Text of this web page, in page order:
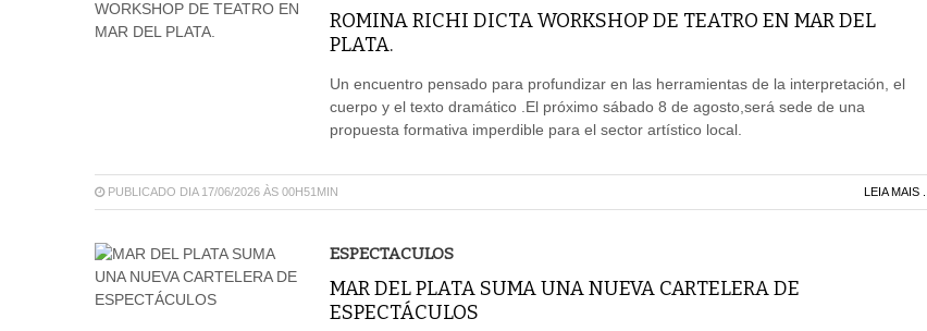
ROMINA RICHI DICTA WORKSHOP DE TEATRO EN MAR DEL
PLATA.
Un encuentro pensado para profundizar en las herramientas de la interpretación, el
cuerpo y el texto dramático .El próximo sábado 8 de agosto,será sede de una
propuesta formativa imperdible para el sector artístico local.
PUBLICADO DIA 17/06/2026 ÀS 00H51MIN LEIA MAIS ...
ESPECTACULOS
MAR DEL PLATA SUMA UNA NUEVA CARTELERA DE
ESPECTÁCULOS